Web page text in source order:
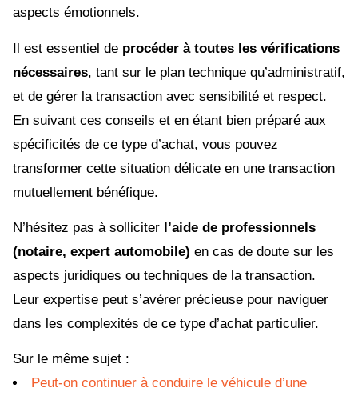
aspects émotionnels.
Il est essentiel de procéder à toutes les vérifications
nécessaires, tant sur le plan technique qu’administratif,
et de gérer la transaction avec sensibilité et respect.
En suivant ces conseils et en étant bien préparé aux
spécificités de ce type d’achat, vous pouvez
transformer cette situation délicate en une transaction
mutuellement bénéfique.
N’hésitez pas à solliciter l’aide de professionnels
(notaire, expert automobile) en cas de doute sur les
aspects juridiques ou techniques de la transaction.
Leur expertise peut s’avérer précieuse pour naviguer
dans les complexités de ce type d’achat particulier.
Sur le même sujet :
Peut-on continuer à conduire le véhicule d’une